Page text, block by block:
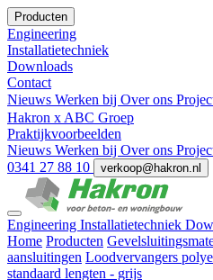
Producten
Engineering
Installatietechniek
Downloads
Contact
Nieuws Werken bij Over ons
Hakron x ABC Groep
Praktijkvoorbeelden
Nieuws Werken bij Over ons
0341 27 88 10
verkoop@hakron.nl
Engineering Installatietechniek
Home Producten
aansluitingen Loodvervangers
standaard lengten - grijs